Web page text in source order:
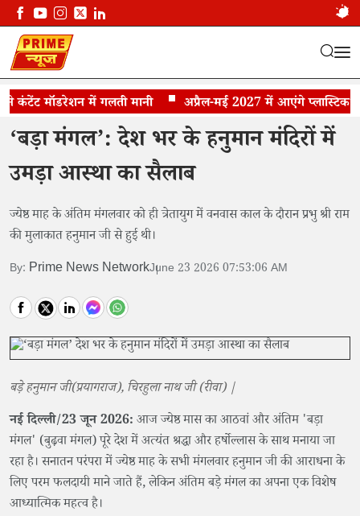
मॉडरेशन में गलती मानी अप्रैल-मई 2027 में आएंगे प्लास्टिक के
ज्येष्ठ माह का अंतिम मंगलवार
‘बड़ा मंगल’: देश भर के हनुमान मंदिरों में
उमड़ा आस्था का सैलाब
ज्येष्ठ माह के अंतिम मंगलवार को ही त्रेतायुग में वनवास काल के दौरान प्रभु श्री राम
की मुलाकात हनुमान जी से हुई थी।
By: Prime News NetworkJune 23 2026 07:53:06 AM
बड़े हनुमान जी(प्रयागराज), चिरहुला नाथ जी (रीवा) |
नई दिल्ली/23 जून 2026: आज ज्येष्ठ मास का आठवां और अंतिम 'बड़ा
मंगल' (बुढ़वा मंगल) पूरे देश में अत्यंत श्रद्धा और हर्षोल्लास के साथ मनाया जा
रहा है। सनातन परंपरा में ज्येष्ठ माह के सभी मंगलवार हनुमान जी की आराधना के
लिए परम फलदायी माने जाते हैं, लेकिन अंतिम बड़े मंगल का अपना एक विशेष
आध्यात्मिक महत्व है।